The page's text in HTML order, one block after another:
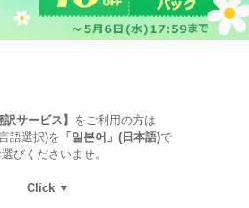
訳サービス】 をご利用の方は
語選択)を 「일본어」(日本語)で
びくださいませ。
Click ▼